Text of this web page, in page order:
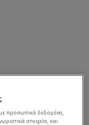
προσωπικά δεδομένα,
στοιχεία, και